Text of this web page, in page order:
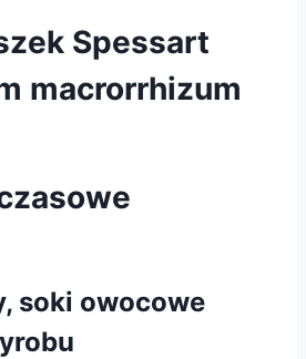
Spessart
macrorrhizum
soki owocowe